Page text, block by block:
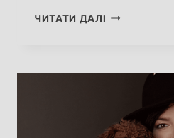
ЧИТАТИ ДАЛІ СУПЕРВІЗІЯ